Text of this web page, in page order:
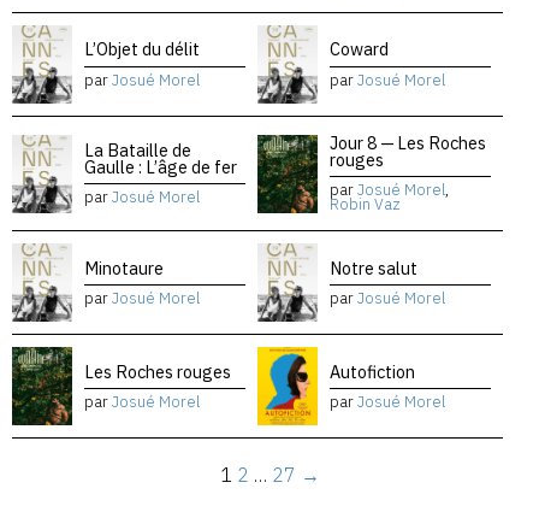
L’Objet du délit
parJosué Morel
Coward
parJosué Morel
La Bataille de
Gaulle : L’âge de fer
parJosué Morel
Jour 8 — Les Roches
rouges
parJosué Morel,
Robin Vaz
Minotaure
parJosué Morel
Notre salut
parJosué Morel
Les Roches rouges
parJosué Morel
Autofiction
parJosué Morel
1 2 … 27 →